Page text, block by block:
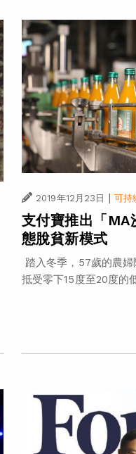
2019年12月23日 | 可持
支付寶推出「MA
態脫貧新模式
踏入冬季，57歲的農
抵受零下15度至20度的